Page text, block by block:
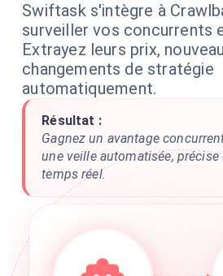
Swiftask s'intègre à
surveiller vos concurrents
Extrayez leurs prix,
changements de stratégie
automatiquement.
Résultat :
Gagnez un avantage
une veille automatisée,
temps réel.